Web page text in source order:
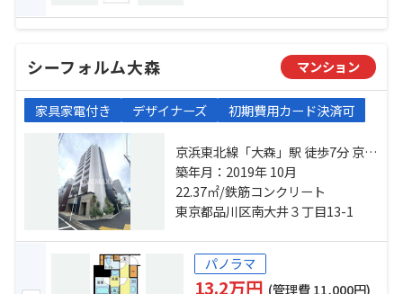
シーフォルム大森 マンション
家具家電付き デザイナーズ 初期費用カード決済可
京浜東北線「大森」駅 徒歩7分 京急
本線「大森海岸」駅 徒歩7分 東京モ
ノレール「大井競馬場前」駅 徒歩
22分
築年月：2019年 10月
22.37㎡/鉄筋コンクリート
東京都品川区南大井３丁目13-1
パノラマ
13.2万円 (管理費 11,000円)